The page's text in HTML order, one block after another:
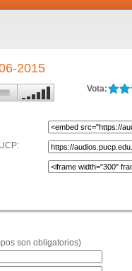
2015
Vota:
son obligatorios)